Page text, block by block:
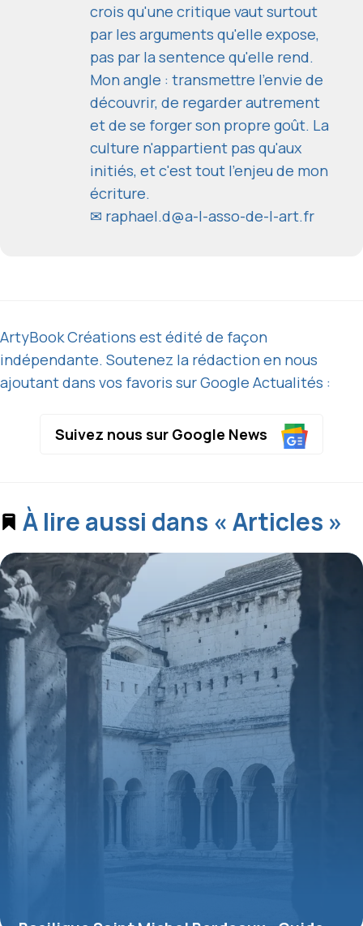
crois qu'une critique vaut surtout
par les arguments qu'elle expose,
pas par la sentence qu'elle rend.
Mon angle : transmettre l'envie de
découvrir, de regarder autrement
et de se forger son propre goût. La
culture n'appartient pas qu'aux
initiés, et c'est tout l'enjeu de mon
écriture.
✉ raphael.d@a-l-asso-de-l-art.fr
ArtyBook Créations est édité de façon
indépendante. Soutenez la rédaction en nous
ajoutant dans vos favoris sur Google Actualités :
Suivez nous sur Google News
À lire aussi dans « Articles »